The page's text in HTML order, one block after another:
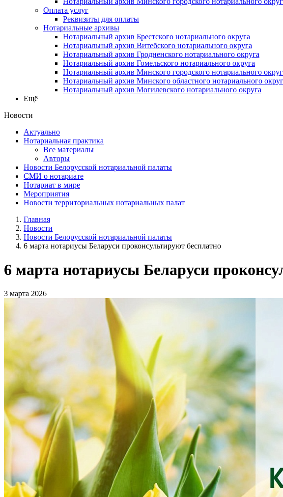
Оплата услуг
Реквизиты для оплаты
Нотариальные архивы
Нотариальный архив Брестского нотариального округа
Нотариальный архив Витебского нотариального округа
Нотариальный архив Гродненского нотариального округа
Нотариальный архив Гомельского нотариального округа
Нотариальный архив Минского городского нотариального
Нотариальный архив Минского областного нотариального
Нотариальный архив Могилевского нотариального округа
Ещё
Новости
Актуально
Нотариальная практика
Все материалы
Авторы
Новости Белорусской нотариальной палаты
СМИ о нотариате
Нотариат в мире
Мероприятия
Новости территориальных нотариальных палат
Главная
Новости
Новости Белорусской нотариальной палаты
6 марта нотариусы Беларуси проконсультируют бесплатно
6 марта нотариусы Беларуси
3 марта 2026